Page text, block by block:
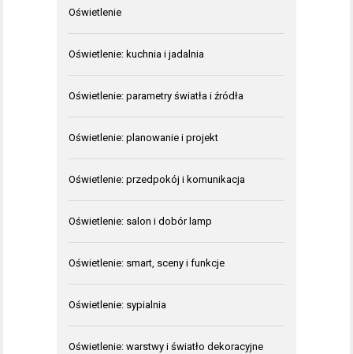
Oświetlenie
Oświetlenie: kuchnia i jadalnia
Oświetlenie: parametry światła i źródła
Oświetlenie: planowanie i projekt
Oświetlenie: przedpokój i komunikacja
Oświetlenie: salon i dobór lamp
Oświetlenie: smart, sceny i funkcje
Oświetlenie: sypialnia
Oświetlenie: warstwy i światło dekoracyjne